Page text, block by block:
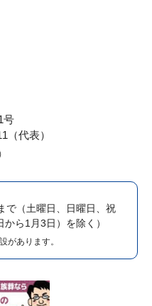
号
代表）
で （土曜日、日曜日、祝
ら1月3日）を除く）
があります。